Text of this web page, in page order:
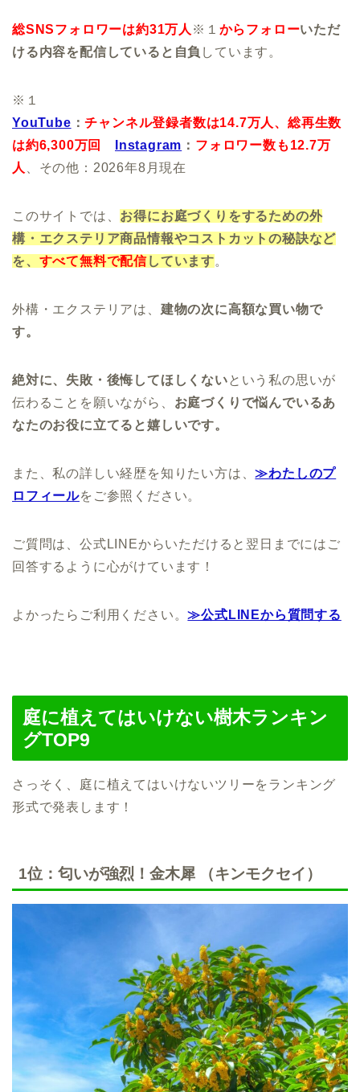
総SNSフォロワーは約31万人 ※１ からフォローいただ
ける内容を配信していると自負 しています。
※１
YouTube ：チャンネル登録者数は14.7万人、総再生数
は約6,300万回
Instagram ： フォロワー数も12.7万
人
、その他：2026年8月現在
このサイトでは、 お得にお庭づくりをするための外
構・エクステリア商品情報やコストカットの秘訣など
を、 すべて無料で配信 しています。
外構・エクステリアは、 建物の次に高額な買い物で
す。
絶対に、失敗・後悔してほしくないという私の思いが
伝わることを願いながら、 お庭づくりで悩んでいるあ
なたのお役に立てると嬉しいです。
また、私の詳しい経歴を知りたい方は、≫わたしのプ
ロフィールをご参照ください。
ご質問は、公式LINEからいただけると翌日までにはご
回答するように心がけています！
よかったらご利用ください。≫公式LINEから質問する
庭に植えてはいけない樹木ランキン
グTOP9
さっそく、庭に植えてはいけないツリーをランキング
形式で発表します！
1位：匂いが強烈！金木犀 （キンモクセイ）